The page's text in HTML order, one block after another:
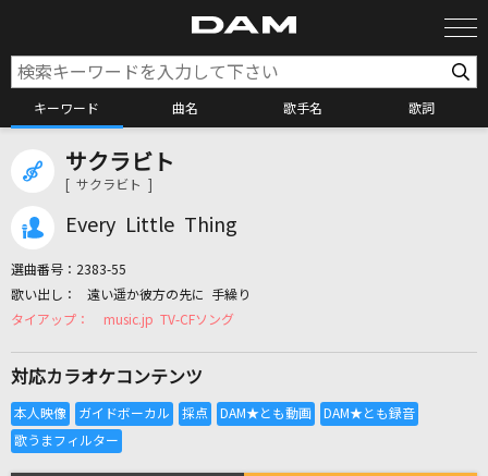
キーワード 曲名 歌手名 歌詞
カラオケ店舗検索
カラオケリクエスト
リアルタイムで歌われている曲の一覧
サクラビト
[ サクラビト ]
Every Little Thing
選曲番号： 2383-55
遠い遥か彼方の先に 手繰り
music.jp TV-CFソング
対応カラオケコンテンツ